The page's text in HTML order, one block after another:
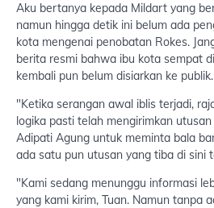
Aku bertanya kepada Mildart yang
namun hingga detik ini belum ada
kota mengenai penobatan Rokes.
berita resmi bahwa ibu kota sempat
kembali pun belum disiarkan ke publik.
"Ketika serangan awal iblis terjadi,
logika pasti telah mengirimkan
Adipati Agung untuk meminta bala
ada satu pun utusan yang tiba di sini
"Kami sedang menunggu informasi
yang kami kirim, Tuan. Namun tanpa